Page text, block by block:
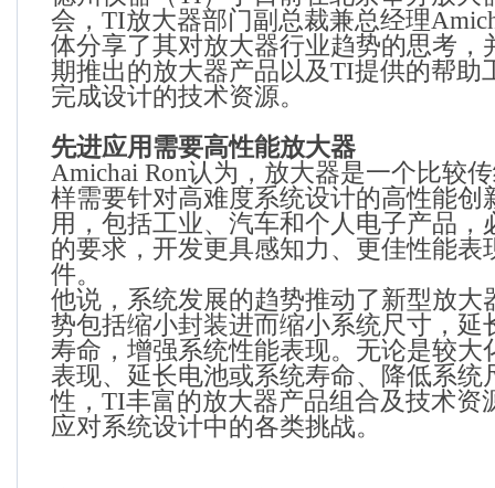
会， TI放大器部门副总裁兼总经理
体分享了其对放大器行业趋势的思考，
期推出的放大器产品以及TI提供的帮助
完成设计的技术资源。
先进应用需要高性能放大器
Amichai Ron认为，放大器是一个比较
样需要针对高难度系统设计的高性能创
用，包括工业、汽车和个人电子产品，
的要求，开发更具感知力、更佳性能表
件。
他说，系统发展的趋势推动了新型放大
势包括缩小封装进而缩小系统尺寸，延
寿命，增强系统性能表现。无论是较大
表现、延长电池或系统寿命、降低系统
性， TI丰富的放大器产品组合及技术资
应对系统设计中的各类挑战。